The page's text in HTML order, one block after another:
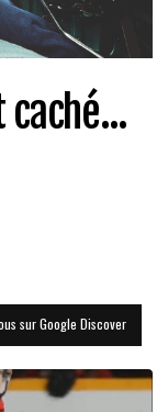
sur Google Discover